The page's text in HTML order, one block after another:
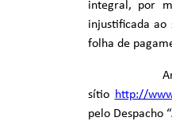
integral, por
injustificada
folha de
sítio http://
pelo Despacho